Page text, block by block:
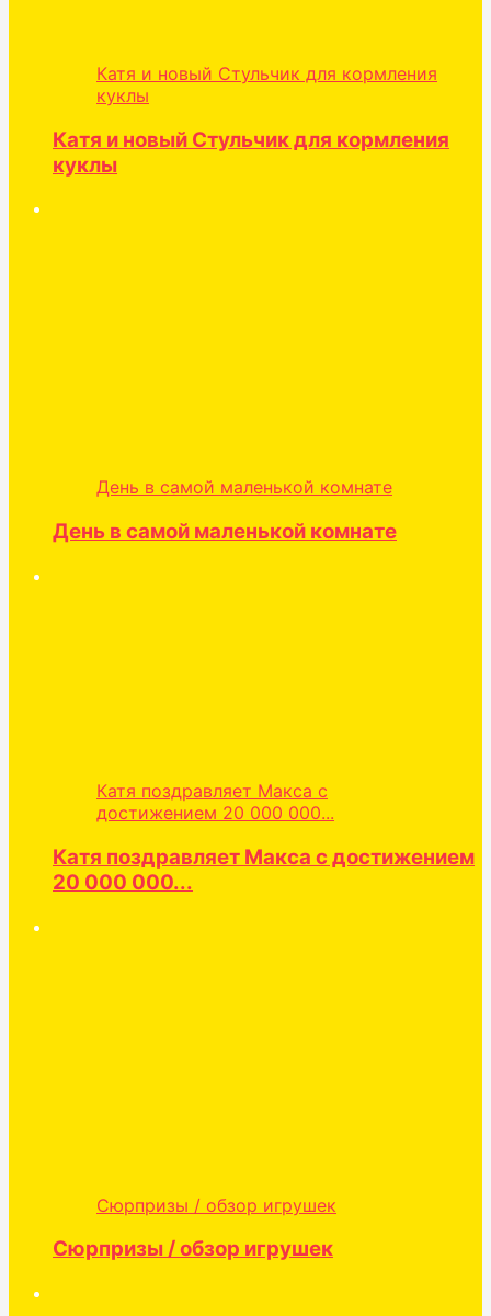
Катя и новый Стульчик для кормления
куклы
Катя и новый Стульчик для кормления
куклы
День в самой маленькой комнате
День в самой маленькой комнате
Катя поздравляет Макса с
достижением 20 000 000...
Катя поздравляет Макса с достижением
20 000 000...
Сюрпризы / обзор игрушек
Сюрпризы / обзор игрушек